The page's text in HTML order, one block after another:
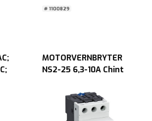
# 1100829
MOTORVERNBRYTER
NS2-25 6,3-10A Chint